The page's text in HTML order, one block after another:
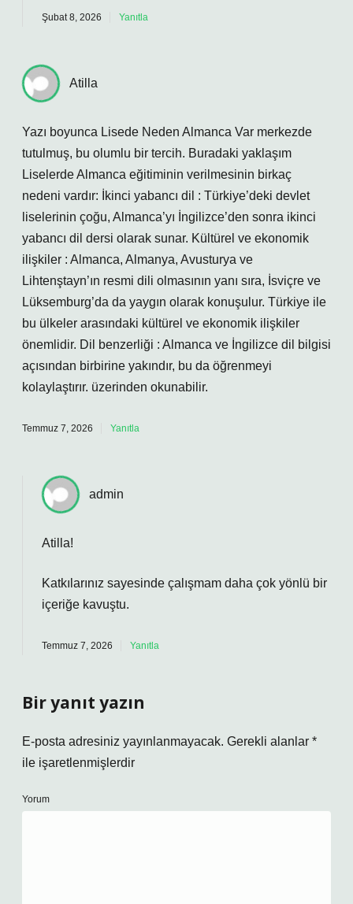
Şubat 8, 2026 Yanıtla
Atilla
Yazı boyunca Lisede Neden Almanca Var merkezde
tutulmuş, bu olumlu bir tercih. Buradaki yaklaşım
Liselerde Almanca eğitiminin verilmesinin birkaç
nedeni vardır: İkinci yabancı dil : Türkiye’deki devlet
liselerinin çoğu, Almanca’yı İngilizce’den sonra ikinci
yabancı dil dersi olarak sunar. Kültürel ve ekonomik
ilişkiler : Almanca, Almanya, Avusturya ve
Lihtenştayn’ın resmi dili olmasının yanı sıra, İsviçre ve
Lüksemburg’da da yaygın olarak konuşulur. Türkiye ile
bu ülkeler arasındaki kültürel ve ekonomik ilişkiler
önemlidir. Dil benzerliği : Almanca ve İngilizce dil bilgisi
açısından birbirine yakındır, bu da öğrenmeyi
kolaylaştırır. üzerinden okunabilir.
Temmuz 7, 2026 Yanıtla
admin
Atilla!
Katkılarınız sayesinde çalışmam daha çok yönlü bir
içeriğe kavuştu.
Temmuz 7, 2026 Yanıtla
Bir yanıt yazın
E-posta adresiniz yayınlanmayacak. Gerekli alanlar *
ile işaretlenmişlerdir
Yorum